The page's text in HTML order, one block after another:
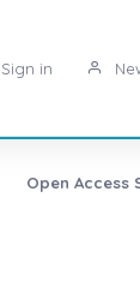
Sign in
Open Access